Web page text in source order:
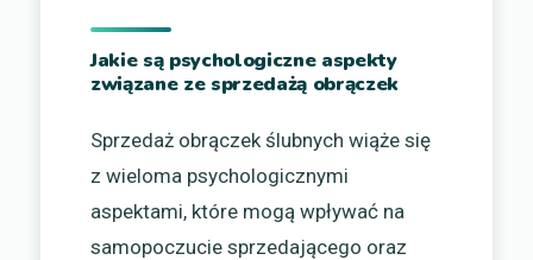
Jakie są psychologiczne aspekty
związane ze sprzedażą obrączek
Sprzedaż obrączek ślubnych wiąże się
z wieloma psychologicznymi
aspektami, które mogą wpływać na
samopoczucie sprzedającego oraz